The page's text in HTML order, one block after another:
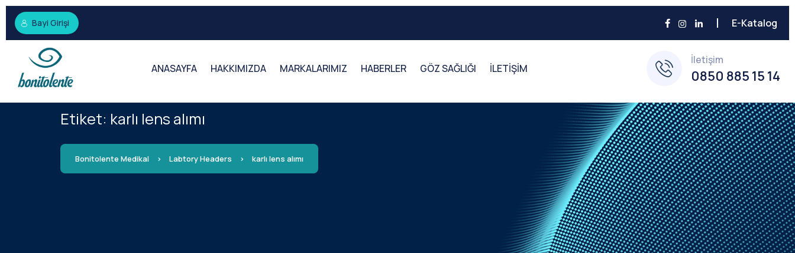
Bayi Girişi E-Katalog
ANASAYFA HAKKIMIZDA MARKALARIMIZ HABERLER GÖZ SAĞLIĞI İLETİŞİM
İletişim
0850 885 15 14
Etiket: karlı lens alımı
Bonitolente Medikal > Labtory Headers > karlı lens alımı